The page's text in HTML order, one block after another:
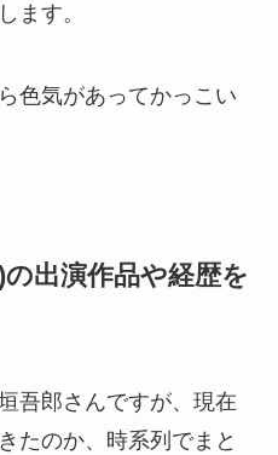
ます。
色気があってかっこい
出演作品や経歴を
吾郎さんですが、現在
たのか、時系列でまと